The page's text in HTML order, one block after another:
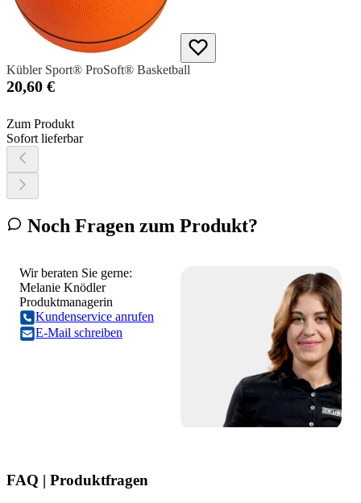
Kübler Sport® ProSoft® Basketball
20,60 €
Zum Produkt
Sofort lieferbar
Noch Fragen zum Produkt?
Wir beraten Sie gerne:
Melanie Knödler
Produktmanagerin
Kundenservice anrufen
E-Mail schreiben
FAQ | Produktfragen